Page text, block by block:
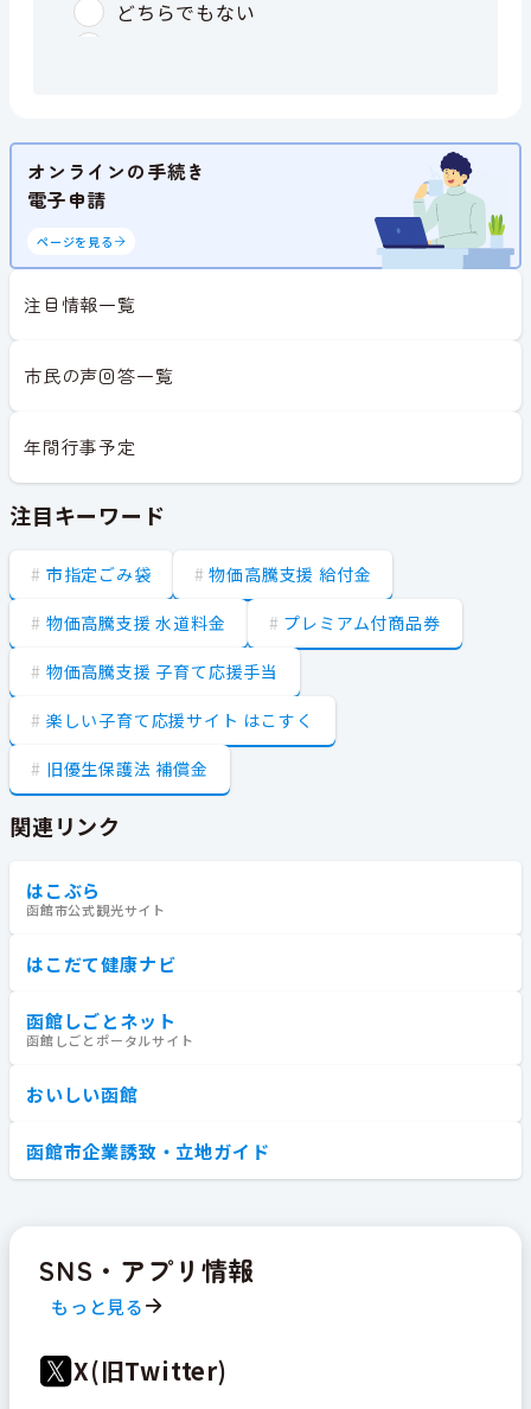
オンラインの手続き
電子申請
ページを見る
注目情報一覧
市民の声回答一覧
年間行事予定
注目キーワード
市指定ごみ袋 物価高騰支援 給付金
物価高騰支援 水道料金 プレミアム付商品券
物価高騰支援 子育て応援手当
楽しい子育て応援サイト はこすく
旧優生保護法 補償金
関連リンク
はこぶら
函館市公式観光サイト
はこだて健康ナビ
函館しごとネット
函館しごとポータルサイト
おいしい函館
函館市企業誘致・立地ガイド
SNS・アプリ情報
もっと見る
X(旧Twitter)